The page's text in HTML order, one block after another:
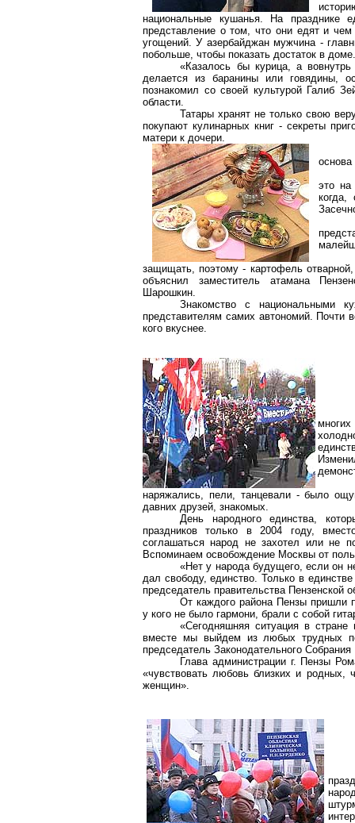
национальные кушанья. На празднике
представление о том, что они едят и
угощений. У азербайджанмужчина -
побольше, чтобы показать достаток в доме.
«Казалось бы курица, а
делается из баранины или говядины,
познакомил со своей культурой Галиб
области.
Татары хранят не только свою
покупают кулинарных книг - секреты
матери к дочери.
основа
это
когда,
защищать, поэтому - картофель
объяснил заместитель атамана
Шарошкин.
Знакомство с национальными
представителям самих автономий. Почти
кого вкуснее.
наряжались, пели, танцевали - было
давних друзей, знакомых.
День народного единства,
праздников только в 2004 году,
соглашаться народ не захотел или не
Вспоминаем освобождение Москвы от
«Нет у народа будущего, если он
дал свободу, единство. Только в
председатель правительства Пензенской
От каждого района Пензы пришли
у кого не было гармони, брали с собой
«Сегодняшняя ситуация в
вместе мы выйдем из любых трудных
председатель Законодательного
Глава администрации г. Пензы
«чувствовать любовь близких и
женщин».